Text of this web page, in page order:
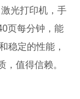
光打印机，手
页每分钟，能
稳定的性能，
值得信赖。